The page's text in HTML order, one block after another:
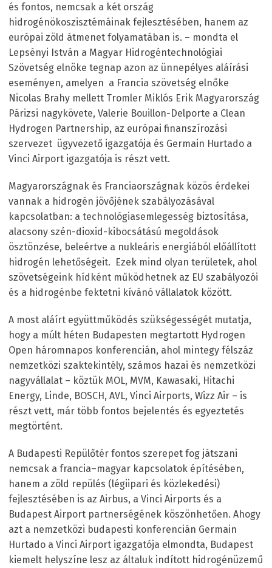
és fontos, nemcsak a két ország
hidrogénökoszisztémáinak fejlesztésében, hanem az
európai zöld átmenet folyamatában is. – mondta el
Lepsényi István a Magyar Hidrogéntechnológiai
Szövetség elnöke tegnap azon az ünnepélyes aláírási
eseményen, amelyen a Francia szövetség elnőke
Nicolas Brahy mellett Tromler Miklós Erik Magyarország
Párizsi nagykövete, Valerie Bouillon-Delporte a Clean
Hydrogen Partnership, az európai finanszírozási
szervezet ügyvezető igazgatója és Germain Hurtado a
Vinci Airport igazgatója is részt vett.
Magyarországnak és Franciaországnak közös érdekei
vannak a hidrogén jövőjének szabályozásával
kapcsolatban: a technológiasemlegesség biztosítása,
alacsony szén-dioxid-kibocsátású megoldások
ösztönzése, beleértve a nukleáris energiából előállított
hidrogén lehetőségeit. Ezek mind olyan területek, ahol
szövetségeink hídként működhetnek az EU szabályozói
és a hidrogénbe fektetni kívánó vállalatok között.
A most aláírt együttműködés szükségességét mutatja,
hogy a múlt héten Budapesten megtartott Hydrogen
Open háromnapos konferencián, ahol mintegy félszáz
nemzetközi szaktekintély, számos hazai és nemzetközi
nagyvállalat – köztük MOL, MVM, Kawasaki, Hitachi
Energy, Linde, BOSCH, AVL, Vinci Airports, Wizz Air – is
részt vett, már több fontos bejelentés és egyeztetés
megtörtént.
A Budapesti Repülőtér fontos szerepet fog játszani
nemcsak a francia–magyar kapcsolatok építésében,
hanem a zöld repülés (légiipari és közlekedési)
fejlesztésében is az Airbus, a Vinci Airports és a
Budapest Airport partnerségének köszönhetően. Ahogy
azt a nemzetközi budapesti konferencián Germain
Hurtado a Vinci Airport igazgatója elmondta, Budapest
kiemelt helyszíne lesz az általuk indított hidrogénüzemű